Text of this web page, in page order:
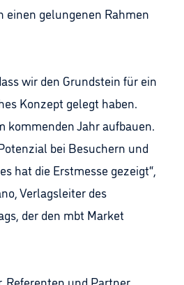
einen gelungenen Rahmen
wir den Grundstein für ein
Konzept gelegt haben.
kommenden Jahr aufbauen.
bei Besuchern und
hat die Erstmesse gezeigt“,
Verlagsleiter des
der den mbt Market
Referenten und Partner